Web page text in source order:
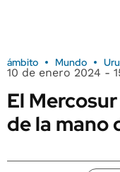
ámbito Mundo
10 de enero 2024 -
El
de la mano